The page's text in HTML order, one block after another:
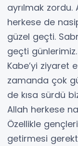
ayrılmak
herkese de
güzel geçti.
geçti
Kabe’yi ziyaret
zamanda çok
de kısa sürdü
Allah herkese
Özellikle
getirmesi